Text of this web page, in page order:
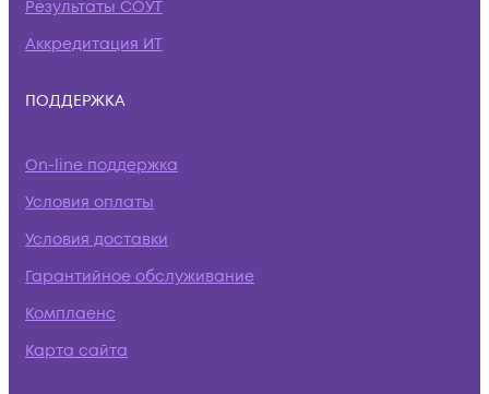
Результаты СОУТ
Аккредитация ИТ
ПОДДЕРЖКА
On-line поддержка
Условия оплаты
Условия доставки
Гарантийное обслуживание
Комплаенс
Карта сайта